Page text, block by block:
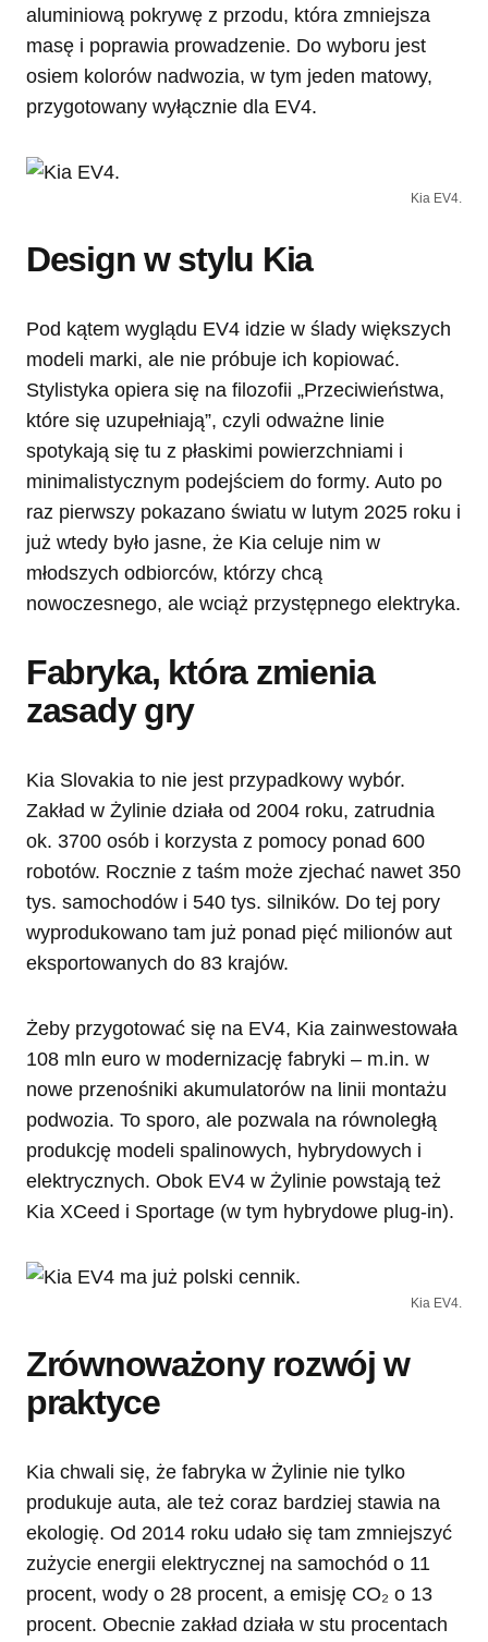
aluminiową pokrywę z przodu, która zmniejsza
masę i poprawia prowadzenie. Do wyboru jest
osiem kolorów nadwozia, w tym jeden matowy,
przygotowany wyłącznie dla EV4.
Kia EV4.
Design w stylu Kia
Pod kątem wyglądu EV4 idzie w ślady większych
modeli marki, ale nie próbuje ich kopiować.
Stylistyka opiera się na filozofii „Przeciwieństwa,
które się uzupełniają”, czyli odważne linie
spotykają się tu z płaskimi powierzchniami i
minimalistycznym podejściem do formy. Auto po
raz pierwszy pokazano światu w lutym 2025 roku i
już wtedy było jasne, że Kia celuje nim w
młodszych odbiorców, którzy chcą
nowoczesnego, ale wciąż przystępnego elektryka.
Fabryka, która zmienia
zasady gry
Kia Slovakia to nie jest przypadkowy wybór.
Zakład w Żylinie działa od 2004 roku, zatrudnia
ok. 3700 osób i korzysta z pomocy ponad 600
robotów. Rocznie z taśm może zjechać nawet 350
tys. samochodów i 540 tys. silników. Do tej pory
wyprodukowano tam już ponad pięć milionów aut
eksportowanych do 83 krajów.
Żeby przygotować się na EV4, Kia zainwestowała
108 mln euro w modernizację fabryki – m.in. w
nowe przenośniki akumulatorów na linii montażu
podwozia. To sporo, ale pozwala na równoległą
produkcję modeli spalinowych, hybrydowych i
elektrycznych. Obok EV4 w Żylinie powstają też
Kia XCeed i Sportage (w tym hybrydowe plug-in).
Kia EV4.
Zrównoważony rozwój w
praktyce
Kia chwali się, że fabryka w Żylinie nie tylko
produkuje auta, ale też coraz bardziej stawia na
ekologię. Od 2014 roku udało się tam zmniejszyć
zużycie energii elektrycznej na samochód o 11
procent, wody o 28 procent, a emisję CO₂ o 13
procent. Obecnie zakład działa w stu procentach